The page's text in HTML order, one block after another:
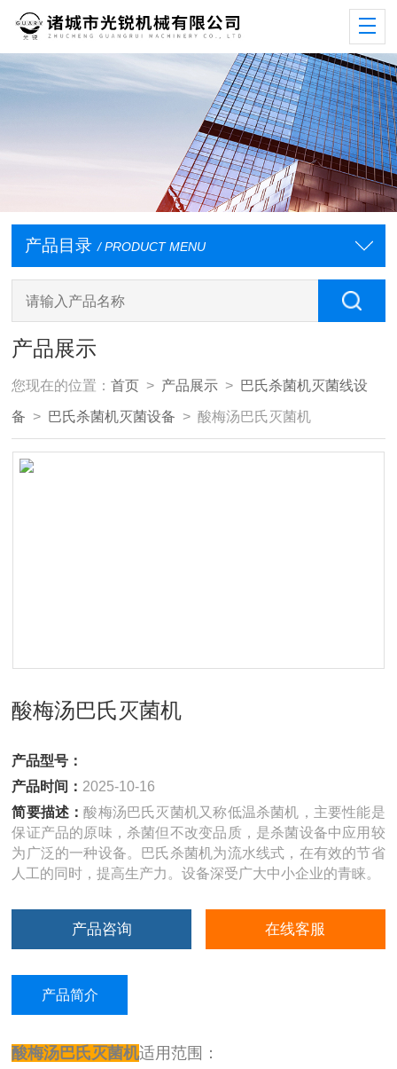
产品目录 / PRODUCT MENU
产品展示
您现在的位置：首页 > 产品展示 > 巴氏杀菌机灭菌线设
备 > 巴氏杀菌机灭菌设备 > 酸梅汤巴氏灭菌机
酸梅汤巴氏灭菌机
产品型号：
产品时间： 2025-10-16
简要描述：酸梅汤巴氏灭菌机又称低温杀菌机，主要性能是
保证产品的原味，杀菌但不改变品质，是杀菌设备中应用较
为广泛的一种设备。巴氏杀菌机为流水线式，在有效的节省
人工的同时，提高生产力。设备深受广大中小企业的青睐。
产品咨询 在线客服
产品简介
酸梅汤巴氏灭菌机适用范围：